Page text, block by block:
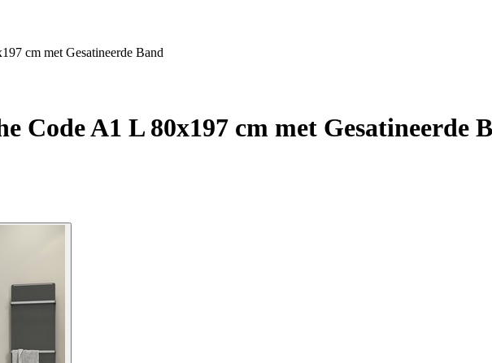
cm met Gesatineerde Band
Code A1 L 80x197 cm met Gesatineerde